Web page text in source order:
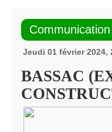
Jeudi 01 février 2024,
BASSAC